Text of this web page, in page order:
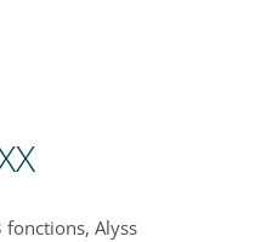
fonctions, Alyss